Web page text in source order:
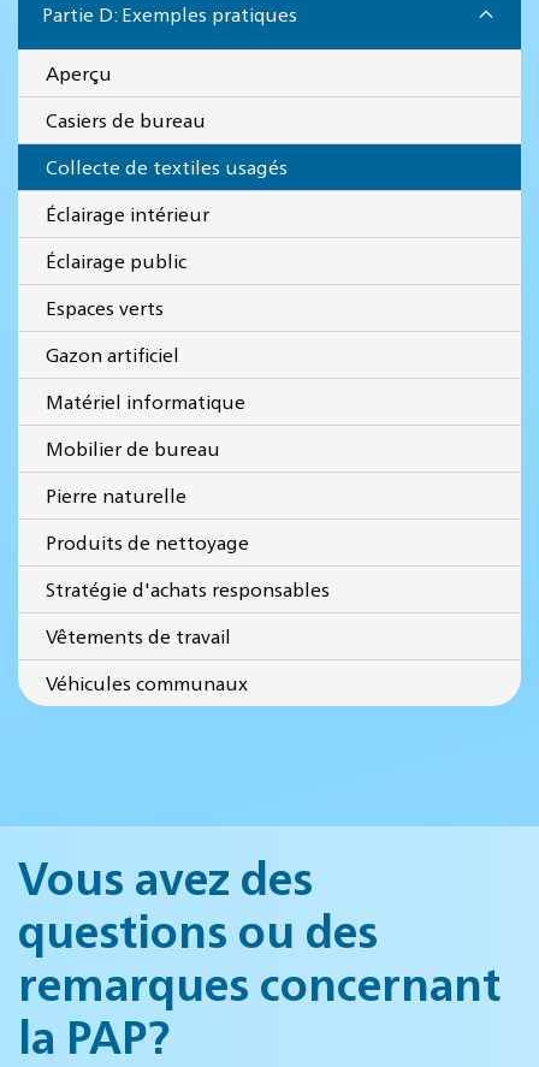
Partie D: Exemples pratiques
Aperçu
Casiers de bureau
Collecte de textiles usagés
Éclairage intérieur
Éclairage public
Espaces verts
Gazon artificiel
Matériel informatique
Mobilier de bureau
Pierre naturelle
Produits de nettoyage
Stratégie d'achats responsables
Vêtements de travail
Véhicules communaux
Vous avez des
questions ou des
remarques concernant
la PAP?